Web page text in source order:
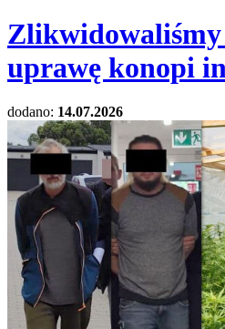
Zlikwidowaliśmy
uprawę konopi
dodano: 14.07.2026